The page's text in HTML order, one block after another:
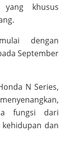
khusus
dengan
September
N Series,
fungsi dari
dan